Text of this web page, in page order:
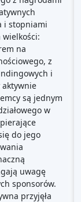
i stopniami
na
z
i
aktywnie
są jednym
w
do jego
uwagę
sponsorów.
przyjęła